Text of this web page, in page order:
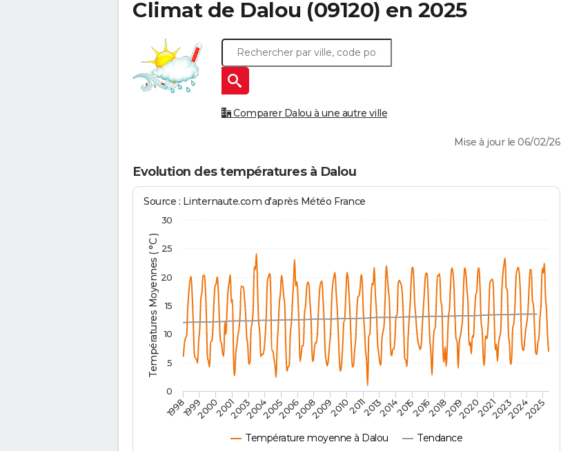
Climat de Dalou (09120) en 2025
Comparer Dalou à une autre ville
Mise à jour le 06/02/26
Evolution des températures à Dalou
Températures Moyennes ( °C )
Source : Linternaute.com d'après Météo France
Température moyenne à Dalou Tendance
1998 2014
199920002001200320042005200620082009201020112013 201520162018201920202021202320242025
0
5
10
15
20
25
30